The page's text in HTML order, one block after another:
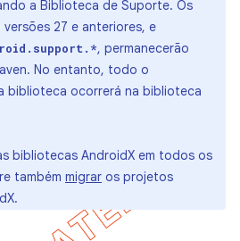
a Biblioteca de Suporte. Os
27 e anteriores, e
, permanecerão
No entanto, todo o
biblioteca ocorrerá na biblioteca
bibliotecas AndroidX em todos os
também migrar os projetos